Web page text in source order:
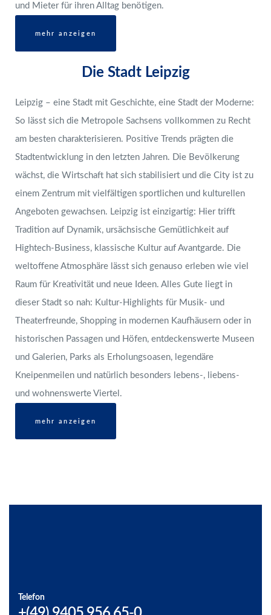
und Mieter für ihren Alltag benötigen.
mehr anzeigen
Die Stadt Leipzig
Leipzig – eine Stadt mit Geschichte, eine Stadt der Moderne:
So lässt sich die Metropole Sachsens vollkommen zu Recht
am besten charakterisieren. Positive Trends prägten die
Stadtentwicklung in den letzten Jahren. Die Bevölkerung
wächst, die Wirtschaft hat sich stabilisiert und die City ist zu
einem Zentrum mit vielfältigen sportlichen und kulturellen
Angeboten gewachsen. Leipzig ist einzigartig: Hier trifft
Tradition auf Dynamik, ursächsische Gemütlichkeit auf
Hightech-Business, klassische Kultur auf Avantgarde. Die
weltoffene Atmosphäre lässt sich genauso erleben wie viel
Raum für Kreativität und neue Ideen. Alles Gute liegt in
dieser Stadt so nah: Kultur-Highlights für Musik- und
Theaterfreunde, Shopping in modernen Kaufhäusern oder in
historischen Passagen und Höfen, entdeckenswerte Museen
und Galerien, Parks als Erholungsoasen, legendäre
Kneipenmeilen und natürlich besonders lebens-, liebens-
und wohnenswerte Viertel.
mehr anzeigen
Telefon